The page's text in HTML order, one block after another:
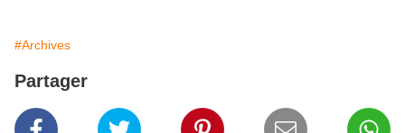
#Archives
Partager